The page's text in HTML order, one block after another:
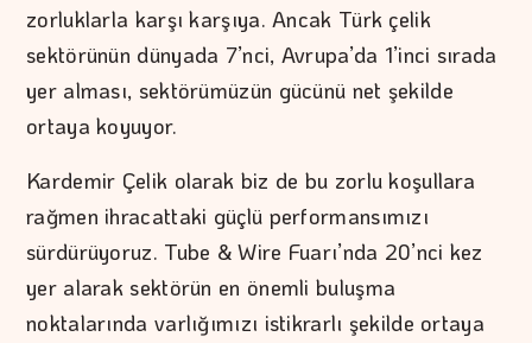
zorluklarla karşı karşıya. Ancak Türk çelik
sektörünün dünyada 7’nci, Avrupa’da 1’inci sırada
yer alması, sektörümüzün gücünü net şekilde
ortaya koyuyor.
Kardemir Çelik olarak biz de bu zorlu koşullara
rağmen ihracattaki güçlü performansımızı
sürdürüyoruz. Tube & Wire Fuarı’nda 20’nci kez
yer alarak sektörün en önemli buluşma
noktalarında varlığımızı istikrarlı şekilde ortaya